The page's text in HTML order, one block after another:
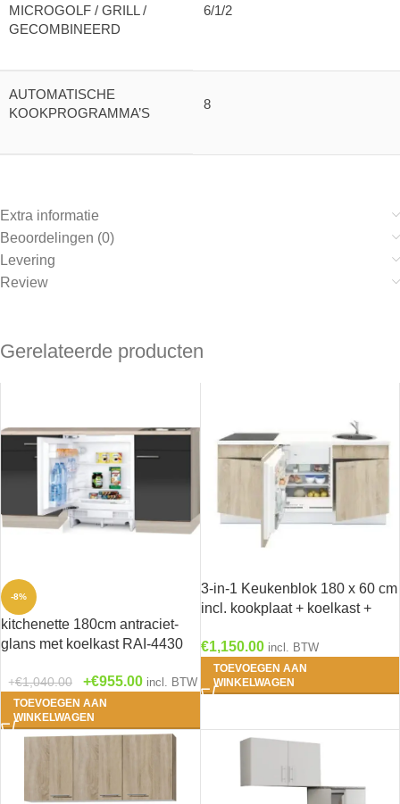
MICROGOLF / GRILL /
GECOMBINEERD
6/1/2
AUTOMATISCHE
KOOKPROGRAMMA’S
8
Extra informatie
Beoordelingen (0)
Levering
Review
Gerelateerde producten
-8%
kitchenette 180cm antraciet-
glans met koelkast RAI-4430
€1,040.00 €955.00 incl. BTW
TOEVOEGEN AAN
WINKELWAGEN
3-in-1 Keukenblok 180 x 60 cm
incl. kookplaat + koelkast +
€1,150.00 incl. BTW
TOEVOEGEN AAN
WINKELWAGEN